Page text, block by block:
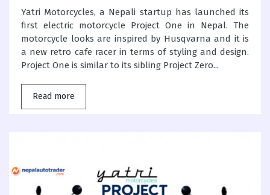
Yatri Motorcycles, a Nepali startup has launched its
first electric motorcycle Project One in Nepal. The
motorcycle looks are inspired by Husqvarna and it is
a new retro cafe racer in terms of styling and design.
Project One is similar to its sibling Project Zero...
Read more